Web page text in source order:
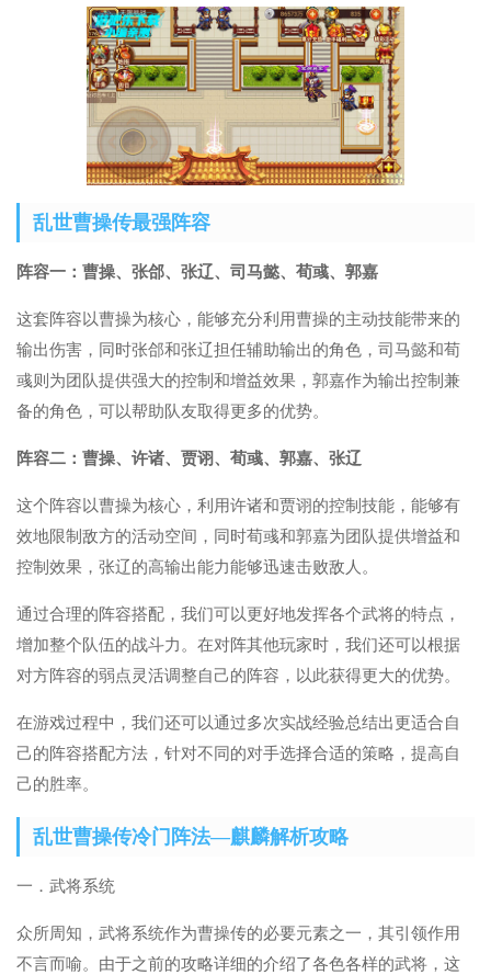
乱世曹操传最强阵容
阵容一：曹操、张郃、张辽、司马懿、荀彧、郭嘉
这套阵容以曹操为核心，能够充分利用曹操的主动技能带来的
输出伤害，同时张郃和张辽担任辅助输出的角色，司马懿和荀
彧则为团队提供强大的控制和增益效果，郭嘉作为输出控制兼
备的角色，可以帮助队友取得更多的优势。
阵容二：曹操、许诸、贾诩、荀彧、郭嘉、张辽
这个阵容以曹操为核心，利用许诸和贾诩的控制技能，能够有
效地限制敌方的活动空间，同时荀彧和郭嘉为团队提供增益和
控制效果，张辽的高输出能力能够迅速击败敌人。
通过合理的阵容搭配，我们可以更好地发挥各个武将的特点，
增加整个队伍的战斗力。在对阵其他玩家时，我们还可以根据
对方阵容的弱点灵活调整自己的阵容，以此获得更大的优势。
在游戏过程中，我们还可以通过多次实战经验总结出更适合自
己的阵容搭配方法，针对不同的对手选择合适的策略，提高自
己的胜率。
乱世曹操传冷门阵法—麒麟解析攻略
一．武将系统
众所周知，武将系统作为曹操传的必要元素之一，其引领作用
不言而喻。由于之前的攻略详细的介绍了各色各样的武将，这